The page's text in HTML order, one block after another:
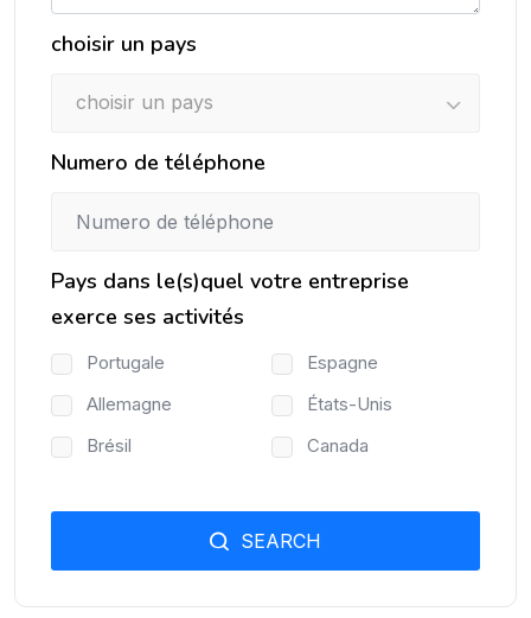
choisir un pays
choisir un pays
Numero de téléphone
Pays dans le(s)quel votre entreprise
exerce ses activités
Portugale
Espagne
Allemagne
États-Unis
Brésil
Canada
SEARCH